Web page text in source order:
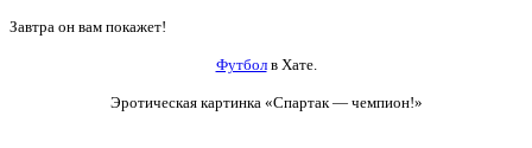
Завтра он вам покажет!
Футболв Хате.
Эротическая картинка «Спартак — чемпион!»